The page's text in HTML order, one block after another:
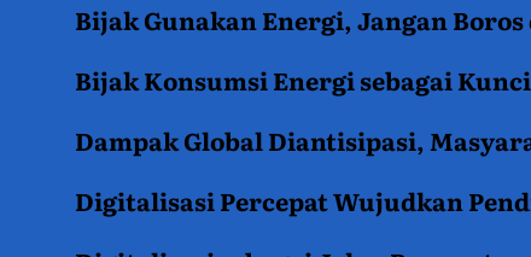
Bijak Gunakan Energi, Jangan
Bijak Konsumsi Energi sebagai
Dampak Global Diantisipasi,
Digitalisasi Percepat Wujudkan